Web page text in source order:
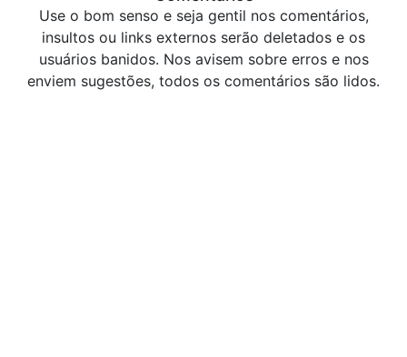
Use o bom senso e seja gentil nos comentários,
insultos ou links externos serão deletados e os
usuários banidos. Nos avisem sobre erros e nos
enviem sugestões, todos os comentários são lidos.